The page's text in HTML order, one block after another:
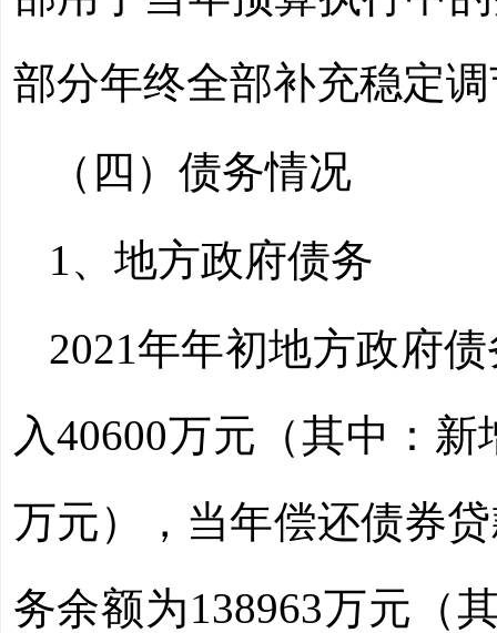
部分年终全部补充稳定
（四）债务情况
1、地方政府债务
2021年年初地方政府
入40600万元（其中：新
万元），当年偿还债券
务余额为138963万元（